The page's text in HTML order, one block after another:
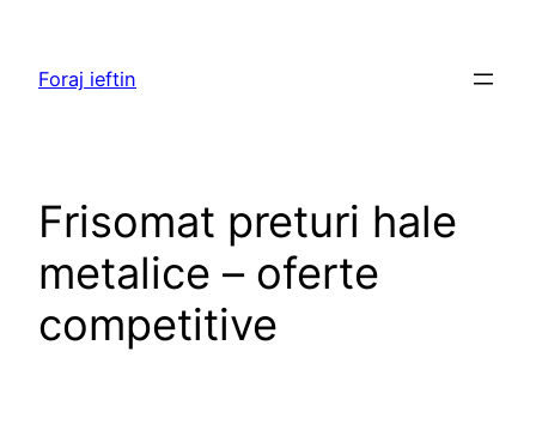
content
Foraj ieftin
Frisomat preturi hale
metalice – oferte
competitive